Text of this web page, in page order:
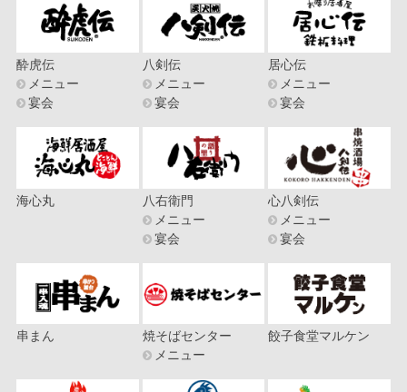
酔虎伝
メニュー
宴会
八剣伝
メニュー
宴会
居心伝
メニュー
宴会
海心丸
八右衛門
メニュー
宴会
心八剣伝
メニュー
宴会
串まん
焼そばセンター
メニュー
餃子食堂マルケン